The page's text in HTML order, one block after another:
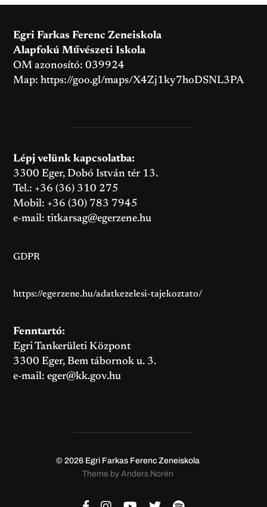
Egri Farkas Ferenc Zeneiskola
Alapfokú Művészeti Iskola
OM azonosító: 039924
Map:https://goo.gl/maps/X4Zj1ky7hoDSNL3PA
Lépj velünk kapcsolatba:
3300 Eger, Dobó István tér 13.
Tel.: +36 (36) 310 275
Mobil: +36 (30) 783 7945
e-mail:titkarsag@egerzene.hu
GDPR
https://egerzene.hu/adatkezelesi-tajekoztato/
Fenntartó:
Egri Tankerületi Központ
3300 Eger, Bem tábornok u. 3.
e-mail:eger@kk.gov.hu
© 2026 Egri Farkas Ferenc Zeneiskola
Theme by Anders Norén